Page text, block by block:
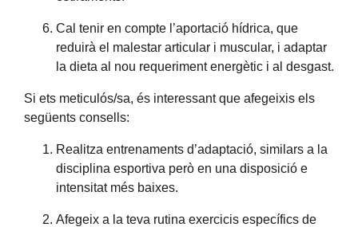
Cal tenir en compte l’aportació hídrica, que
reduirà el malestar articular i muscular, i adaptar
la dieta al nou requeriment energètic i al desgast.
Si ets meticulós/sa, és interessant que afegeixis els
següents consells:
Realitza entrenaments d’adaptació, similars a la
disciplina esportiva però en una disposició e
intensitat més baixes.
Afegeix a la teva rutina exercicis específics de